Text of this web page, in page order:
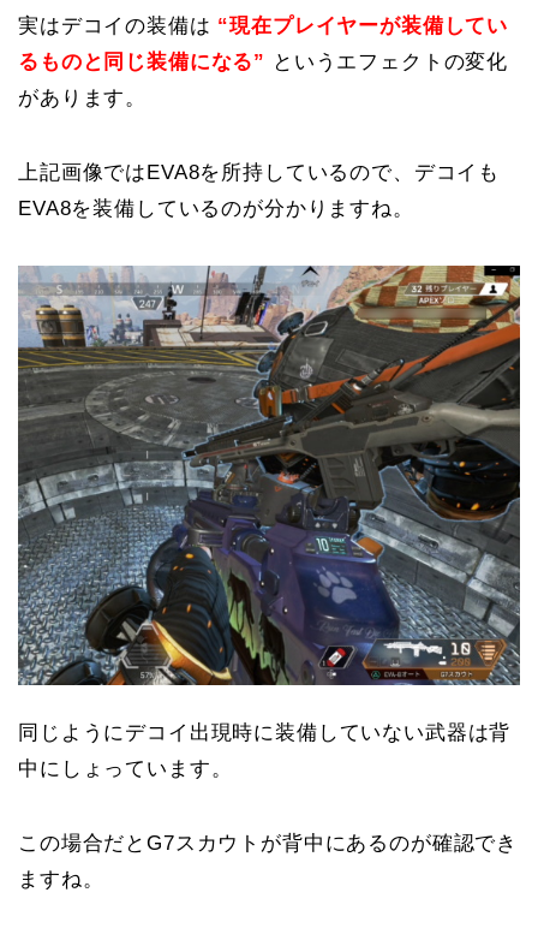
実はデコイの装備は “現在プレイヤーが装備してい
るものと同じ装備になる” というエフェクトの変化
があります。
上記画像ではEVA8を所持しているので、デコイも
EVA8を装備しているのが分かりますね。
同じようにデコイ出現時に装備していない武器は背
中にしょっています。
この場合だとG7スカウトが背中にあるのが確認でき
ますね。